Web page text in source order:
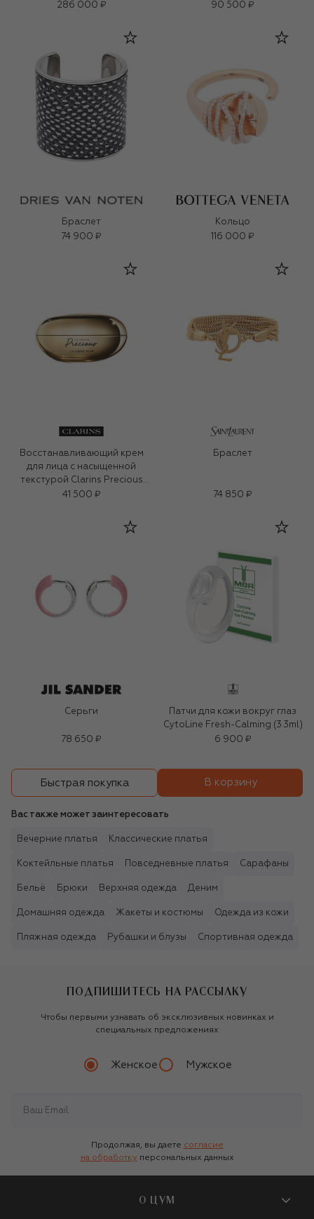
286 000 ₽
90 500 ₽
Браслет
74 900 ₽
Кольцо
116 000 ₽
Восстанавливающий крем
для лица с насыщенной
текстурой Clarins Precious
(50ml)
41 500 ₽
Браслет
74 850 ₽
Серьги
78 650 ₽
Патчи для кожи вокруг глаз
CytoLine Fresh-Calming (3.3ml)
6 900 ₽
Быстрая покупка В корзину
Вас также может заинтересовать
Вечерние платья Классические платья
Коктейльные платья Повседневные платья Сарафаны
Бельё Брюки Верхняя одежда Деним
Домашняя одежда Жакеты и костюмы Одежда из кожи
Пляжная одежда Рубашки и блузы Спортивная одежда
ПОДПИШИТЕСЬ НА РАССЫЛКУ
Чтобы первыми узнавать об эксклюзивных новинках и
специальных предложениях
Женское Мужское
Продолжая, вы даете согласие
на обработку персональных данных
О ЦУМ